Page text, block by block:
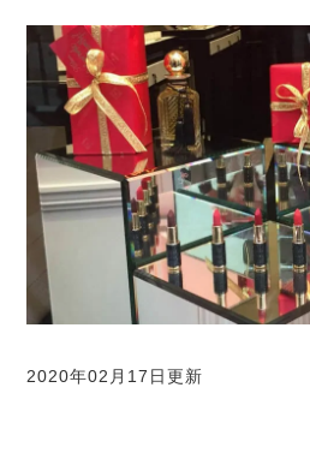
2020年02月17日更新